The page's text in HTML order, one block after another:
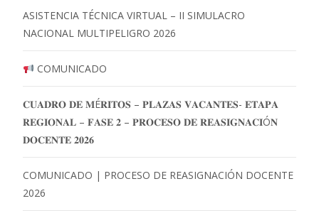
ASISTENCIA TÉCNICA VIRTUAL – II SIMULACRO
NACIONAL MULTIPELIGRO 2026
COMUNICADO
𝐂𝐔𝐀𝐃𝐑𝐎 𝐃𝐄 𝐌É𝐑𝐈𝐓𝐎𝐒 – 𝐏𝐋𝐀𝐙𝐀𝐒 𝐕𝐀𝐂𝐀𝐍𝐓𝐄𝐒- 𝐄𝐓𝐀𝐏𝐀
𝐑𝐄𝐆𝐈𝐎𝐍𝐀𝐋 – 𝐅𝐀𝐒𝐄 𝟐 – 𝐏𝐑𝐎𝐂𝐄𝐒𝐎 𝐃𝐄 𝐑𝐄𝐀𝐒𝐈𝐆𝐍𝐀𝐂𝐈Ó𝐍
𝐃𝐎𝐂𝐄𝐍𝐓𝐄 𝟐𝟎𝟐𝟔
COMUNICADO | PROCESO DE REASIGNACIÓN DOCENTE
2026